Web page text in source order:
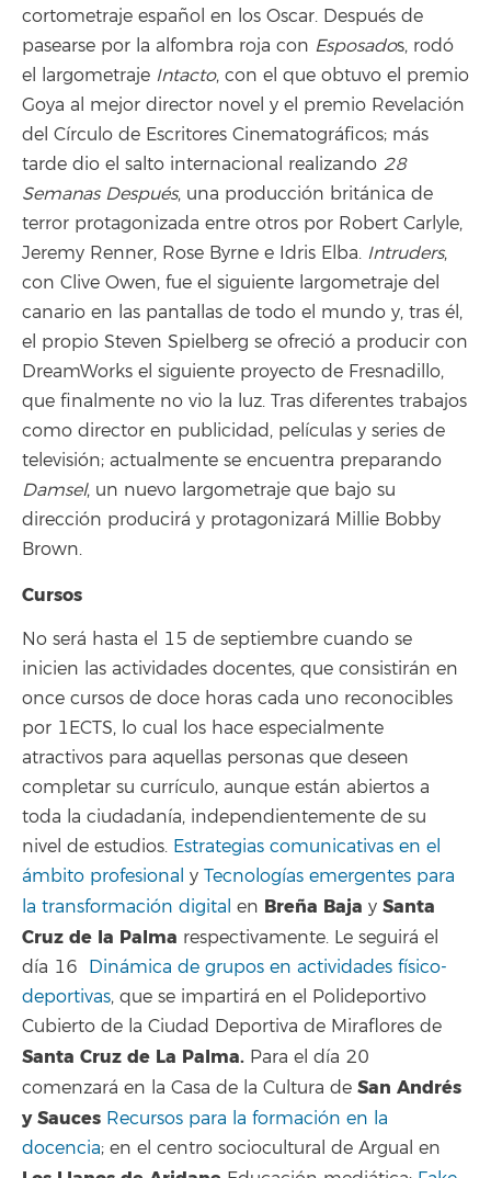
cortometraje español en los Oscar. Después de
pasearse por la alfombra roja con Esposados, rodó
el largometraje Intacto, con el que obtuvo el premio
Goya al mejor director novel y el premio Revelación
del Círculo de Escritores Cinematográficos; más
tarde dio el salto internacional realizando 28
Semanas Después, una producción británica de
terror protagonizada entre otros por Robert Carlyle,
Jeremy Renner, Rose Byrne e Idris Elba. Intruders,
con Clive Owen, fue el siguiente largometraje del
canario en las pantallas de todo el mundo y, tras él,
el propio Steven Spielberg se ofreció a producir con
DreamWorks el siguiente proyecto de Fresnadillo,
que finalmente no vio la luz. Tras diferentes trabajos
como director en publicidad, películas y series de
televisión; actualmente se encuentra preparando
Damsel, un nuevo largometraje que bajo su
dirección producirá y protagonizará Millie Bobby
Brown.
Cursos
No será hasta el 15 de septiembre cuando se
inicien las actividades docentes, que consistirán en
once cursos de doce horas cada uno reconocibles
por 1ECTS, lo cual los hace especialmente
atractivos para aquellas personas que deseen
completar su currículo, aunque están abiertos a
toda la ciudadanía, independientemente de su
nivel de estudios. Estrategias comunicativas en el
ámbito profesional y Tecnologías emergentes para
la transformación digital en Breña Baja y Santa
Cruz de la Palma respectivamente. Le seguirá el
día 16 Dinámica de grupos en actividades físico-
deportivas, que se impartirá en el Polideportivo
Cubierto de la Ciudad Deportiva de Miraflores de
Santa Cruz de La Palma. Para el día 20
comenzará en la Casa de la Cultura de San Andrés
y Sauces Recursos para la formación en la
docencia; en el centro sociocultural de Argual en